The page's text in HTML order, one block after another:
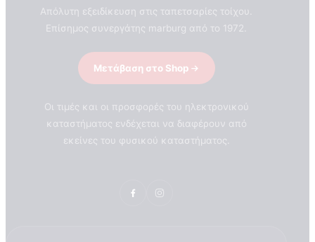
Απόλυτη εξειδίκευση στις ταπετσαρίες τοίχου.
Επίσημος συνεργάτης marburg από το 1972.
Μετάβαση στο Shop
Οι τιμές και οι προσφορές του ηλεκτρονικού
καταστήματος ενδέχεται να διαφέρουν από
εκείνες του φυσικού καταστήματος.